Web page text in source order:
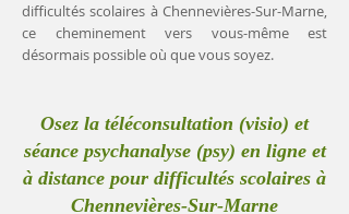
difficultés scolaires à Chennevières-Sur-Marne,
ce cheminement vers vous-même est
désormais possible où que vous soyez.
Osez la téléconsultation (visio) et
séance psychanalyse (psy) en ligne et
à distance pour difficultés scolaires à
Chennevières-Sur-Marne